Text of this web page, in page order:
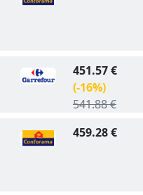
451.57 €
(-16%)
541.88 €
459.28 €